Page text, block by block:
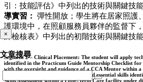
引：技能評估》中列出的技術與關鍵技能
導實習： 彈性開放；學生將在居家照護
護環境中，在照顧服務員夥伴的監督下
師檢核表》中列出的初階技術與關鍵技
Segment 2 – Clinical Placement: The student will apply
identified in the Practicum Guide Mentorship Checklist for
with the oversight and guidance of a CCA Mentor within
Student will demonstrate technical and essential skills
Skills Assessment within a Long-Term Care facility under
×
文章搜尋